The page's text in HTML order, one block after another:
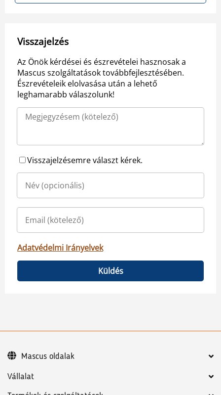
Visszajelzés
Az Önök kérdései és észrevételei hasznosak a
Mascus szolgáltatások továbbfejlesztésében.
Észrevételeik elolvasása után a lehető
leghamarabb válaszolunk!
Visszajelzésemre választ kérek.
Adatvédelmi Irányelvek
Küldés
Vállalat
Mascus oldalak